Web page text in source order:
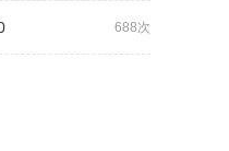
688次